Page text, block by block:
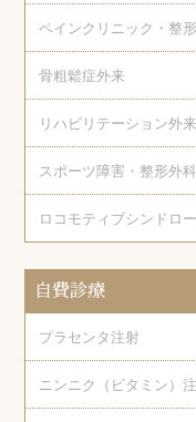
ペインクリニック・整
骨粗鬆症外来
リハビリテーション外来
スポーツ障害・整形外科
ロコモティブシンドロ
自費診療
プラセンタ注射
ニンニク（ビタミン）